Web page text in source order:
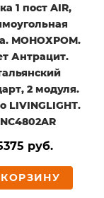
1 пост AIR,
МОНОХРОМ.
Антрацит.
2 модуля.
LIVINGLIGHT.
руб.
КОРЗИНУ